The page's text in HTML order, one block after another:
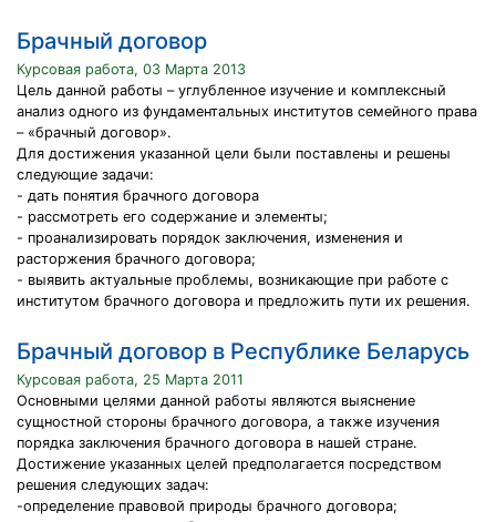
Брачный договор
Курсовая работа, 03 Марта 2013
Цель данной работы – углубленное изучение и комплексный
анализ одного из фундаментальных институтов семейного права
– «брачный договор».
Для достижения указанной цели были поставлены и решены
следующие задачи:
- дать понятия брачного договора
- рассмотреть его содержание и элементы;
- проанализировать порядок заключения, изменения и
расторжения брачного договора;
- выявить актуальные проблемы, возникающие при работе с
институтом брачного договора и предложить пути их решения.
Брачный договор в Республике Беларусь
Курсовая работа, 25 Марта 2011
Основными целями данной работы являются выяснение
сущностной стороны брачного договора, а также изучения
порядка заключения брачного договора в нашей стране.
Достижение указанных целей предполагается посредством
решения следующих задач:
-определение правовой природы брачного договора;